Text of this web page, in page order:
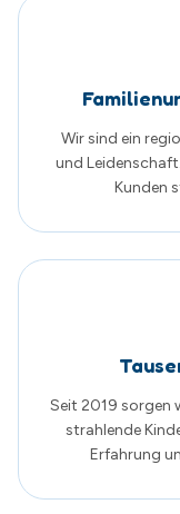
Seit 2019
Erfahrung
Was
Echte